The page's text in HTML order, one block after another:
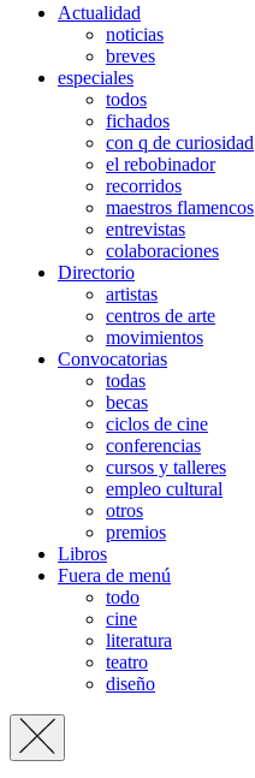
Actualidad
noticias
breves
especiales
todos
fichados
con q de curiosidad
el rebobinador
recorridos
maestros flamencos
entrevistas
colaboraciones
Directorio
artistas
centros de arte
movimientos
Convocatorias
todas
becas
ciclos de cine
conferencias
cursos y talleres
empleo cultural
otros
premios
Libros
Fuera de menú
todo
cine
literatura
teatro
diseño